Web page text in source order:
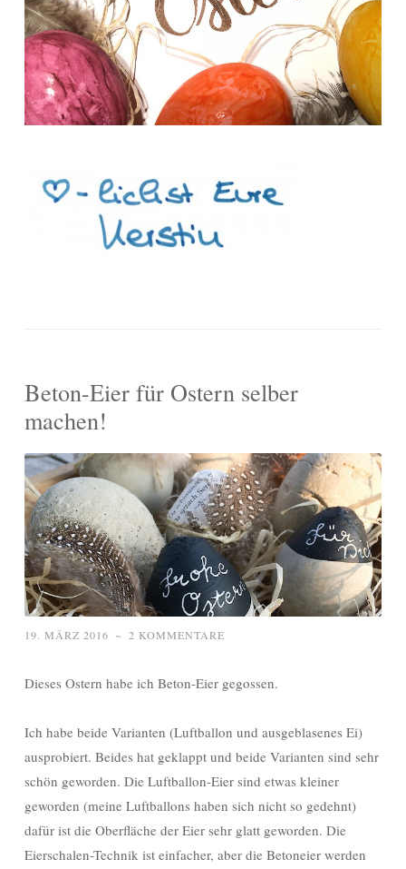
Beton-Eier für Ostern selber
machen!
19. MÄRZ 2016 ~ 2 KOMMENTARE
Dieses Ostern habe ich Beton-Eier gegossen.
Ich habe beide Varianten (Luftballon und ausgeblasenes Ei)
ausprobiert. Beides hat geklappt und beide Varianten sind sehr
schön geworden. Die Luftballon-Eier sind etwas kleiner
geworden (meine Luftballons haben sich nicht so gedehnt)
dafür ist die Oberfläche der Eier sehr glatt geworden. Die
Eierschalen-Technik ist einfacher, aber die Betoneier werden